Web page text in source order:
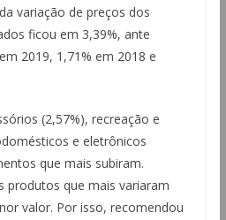
variação de preços dos
ficou em 3,39%, ante
2019, 1,71% em 2018 e
(2,57%), recreação e
e eletrônicos
que mais subiram.
produtos que mais variaram
valor. Por isso, recomendou